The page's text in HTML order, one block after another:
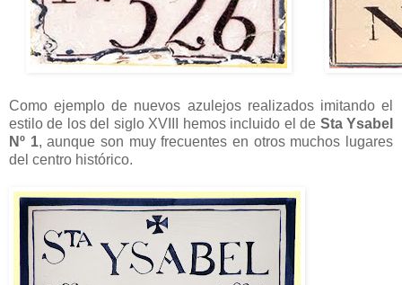
Como ejemplo de nuevos azulejos realizados imitando el
estilo de los del siglo XVIII hemos incluido el de Sta Ysabel
Nº 1, aunque son muy frecuentes en otros muchos lugares
del centro histórico.